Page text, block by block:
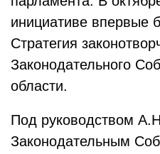
инициативе впервые
Стратегия
Законодательного
области.
Под руководством
Законодательным